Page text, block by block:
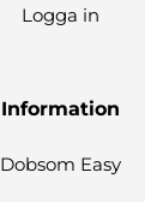
Logga in
Information
Dobsom Easy